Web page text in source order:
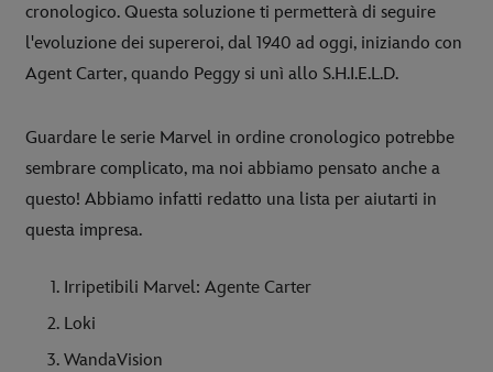
cronologico. Questa soluzione ti permetterà di seguire
l'evoluzione dei supereroi, dal 1940 ad oggi, iniziando con
Agent Carter, quando Peggy si unì allo S.H.I.E.L.D.
Guardare le serie Marvel in ordine cronologico potrebbe
sembrare complicato, ma noi abbiamo pensato anche a
questo! Abbiamo infatti redatto una lista per aiutarti in
questa impresa.
Irripetibili Marvel: Agente Carter
Loki
WandaVision